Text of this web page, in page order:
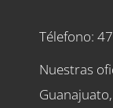
Télefono:
Nuestras